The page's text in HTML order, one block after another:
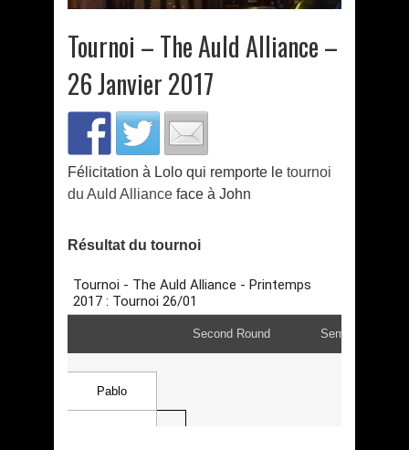
Tournoi – The Auld Alliance –
26 Janvier 2017
Félicitation à Lolo qui remporte le tournoi
du Auld Alliance face à John
Résultat du tournoi